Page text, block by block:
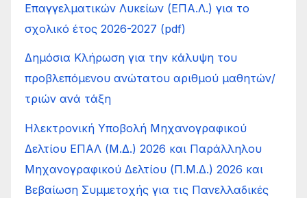
Επαγγελματικών Λυκείων (ΕΠΑ.Λ.) για το
σχολικό έτος 2026-2027 (pdf)
Δημόσια Κλήρωση για την κάλυψη του
προβλεπόμενου ανώτατου αριθμού μαθητών/
τριών ανά τάξη
Ηλεκτρονική Υποβολή Μηχανογραφικού
Δελτίου ΕΠΑΛ (Μ.Δ.) 2026 και Παράλληλου
Μηχανογραφικού Δελτίου (Π.Μ.Δ.) 2026 και
Βεβαίωση Συμμετοχής για τις Πανελλαδικές